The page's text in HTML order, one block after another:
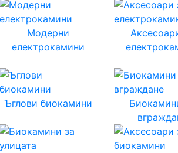
Модерни
електрокамини
Ъглови биокамини